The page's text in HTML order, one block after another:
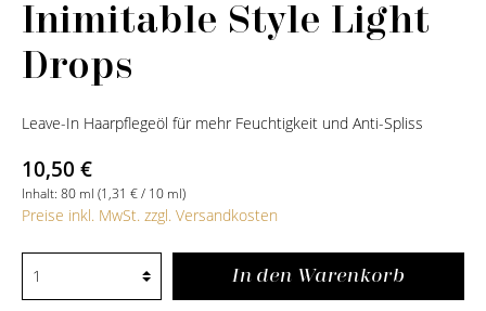
Inimitable Style Light
Drops
Leave-In Haarpflegeöl für mehr Feuchtigkeit und Anti-Spliss
10,50 €
Inhalt: 80 ml (1,31 € / 10 ml)
Preise inkl. MwSt. zzgl. Versandkosten
In den Warenkorb